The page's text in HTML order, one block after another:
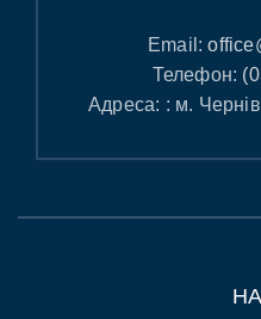
Email:
Телефон:
Адреса: : м.